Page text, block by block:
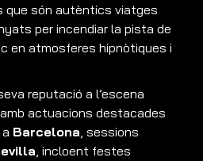
que són autèntics viatges
per incendiar la pista de
en atmosferes hipnòtiques i
reputació a l’escena
actuacions destacades
Barcelona, sessions
, incloent festes